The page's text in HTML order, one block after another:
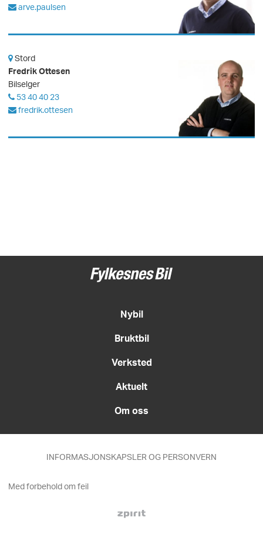
arve.paulsen
Stord
Fredrik Ottesen
Bilselger
53 40 40 23
fredrik.ottesen
Nybil
Bruktbil
Verksted
Aktuelt
Om oss
INFORMASJONSKAPSLER OG PERSONVERN
Med forbehold om feil